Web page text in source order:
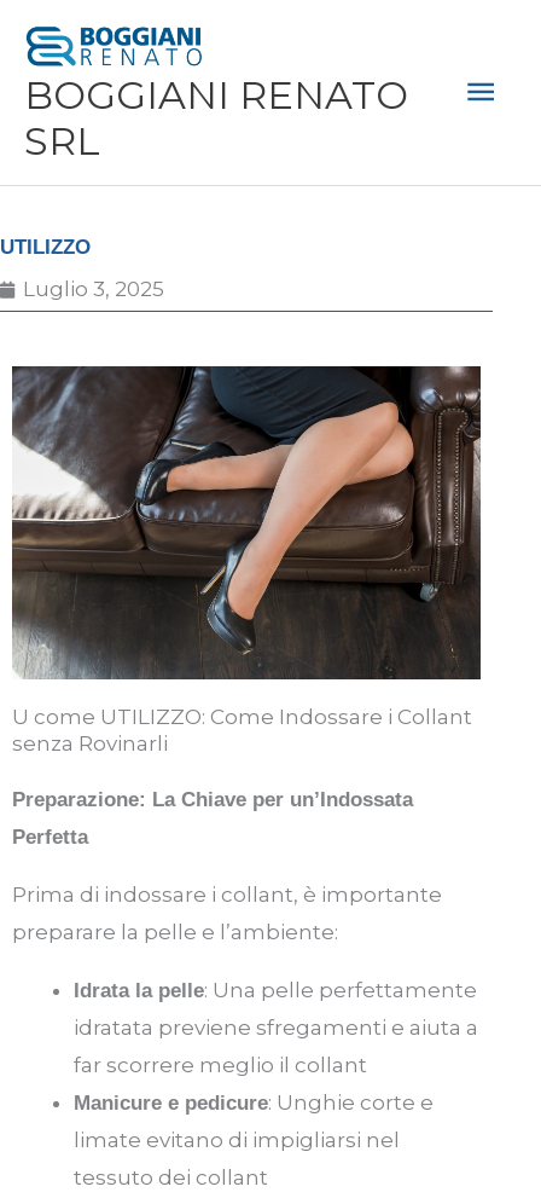
contenuto
BOGGIANI RENATO
SRL
UTILIZZO
Luglio 3, 2025
U come UTILIZZO: Come Indossare i Collant
senza Rovinarli
Preparazione: La Chiave per un’Indossata
Perfetta
Prima di indossare i collant, è importante
preparare la pelle e l’ambiente:
Idrata la pelle: Una pelle perfettamente
idratata previene sfregamenti e aiuta a
far scorrere meglio il collant
Manicure e pedicure: Unghie corte e
limate evitano di impigliarsi nel
tessuto dei collant